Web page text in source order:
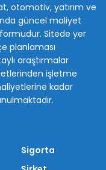
otomotiv, yatırım ve
güncel maliyet
Sitede yer
planlaması
araştırmalar
işletme
kadar
Sigorta